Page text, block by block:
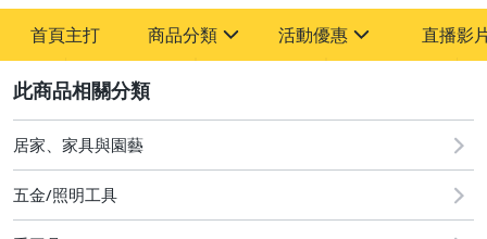
首頁主打 商品分類
其它
活動優惠
[全店] 新品回饋
直播影
居家、家具與園藝
五金/照明工具